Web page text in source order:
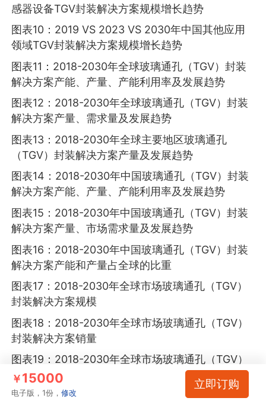
感器设备TGV封装解决方案规模增长趋势
图表10：2019 VS 2023 VS 2030年中国其他应用
领域TGV封装解决方案规模增长趋势
图表11：2018-2030年全球玻璃通孔（TGV）封装
解决方案产能、产量、产能利用率及发展趋势
图表12：2018-2030年全球玻璃通孔（TGV）封装
解决方案产量、需求量及发展趋势
图表13：2018-2030年全球主要地区玻璃通孔
（TGV）封装解决方案产量及发展趋势
图表14：2018-2030年中国玻璃通孔（TGV）封装
解决方案产能、产量、产能利用率及发展趋势
图表15：2018-2030年中国玻璃通孔（TGV）封装
解决方案产量、市场需求量及发展趋势
图表16：2018-2030年中国玻璃通孔（TGV）封装
解决方案产能和产量占全球的比重
图表17：2018-2030年全球市场玻璃通孔（TGV）
封装解决方案规模
图表18：2018-2030年全球市场玻璃通孔（TGV）
封装解决方案销量
图表19：2018-2030年全球市场玻璃通孔（TGV）
封装解决方案价格趋势
图表20：2018-2030年中国市场玻璃通孔（TGV）
￥15000
电子版，1份，修改
立即订购